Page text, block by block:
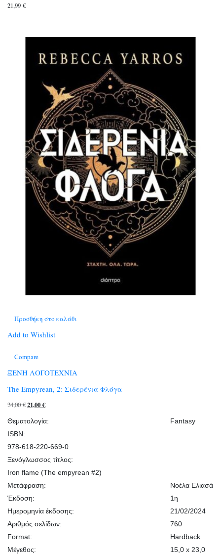
21,99 €
Προσθήκη στο καλάθι
Add to Wishlist
Compare
ΞΕΝΗ ΛΟΓΟΤΕΧΝΙΑ
The Empyrean, 2: Σιδερένια Φλόγα
24,00€Original
price
24,00 €.
21,00€Η
είναι:
21,00 €.
Θεματολογία:
Fantasy
ISBN:
978-618-220-669-0
Ξενόγλωσσος τίτλος:
Iron flame (The empyrean #2)
Μετάφραση:
Νοέλα Ελιασά
Έκδοση:
1η
Ημερομηνία έκδοσης:
21/02/2024
Αριθμός σελίδων:
760
Format:
Hardback
Μέγεθος:
15,0 x 23,0